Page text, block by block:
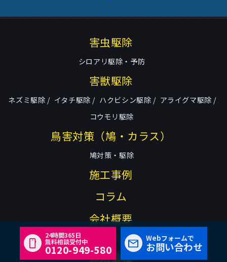
害虫駆除
シロアリ駆除・予防
害獣駆除
ネズミ駆除 イタチ駆除 ハクビシン駆除
アライグマ駆除
コウモリ駆除
鳥害対策（鳩・カラス）
鳩対策・駆除
施工事例
コラム
会社概要
プライバシーポリシー お問い合わせ
採用情報
24時間365日
無料相談受付中
0120-949-580
Webフォームで
お問い合わせ